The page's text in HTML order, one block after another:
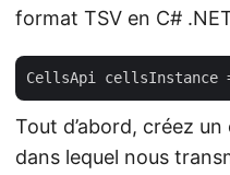
format TSV en C#
CellsApi cellsInstance
Tout d’abord, créez
dans lequel nous